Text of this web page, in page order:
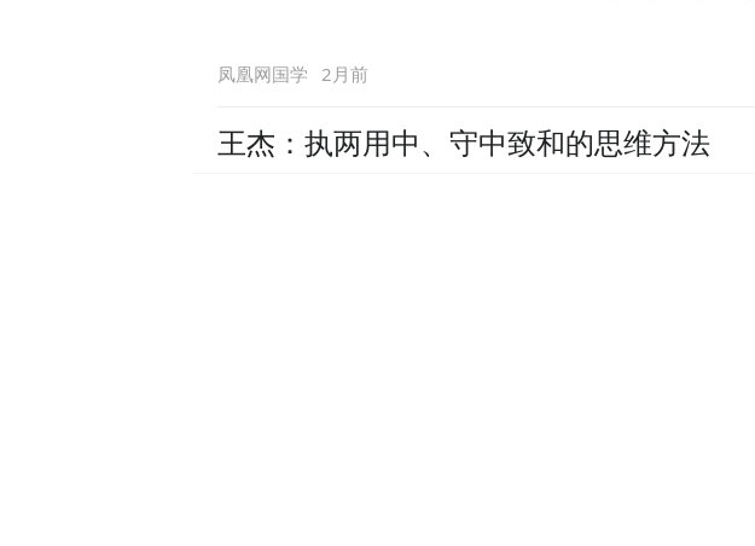
凤凰网国学 2月前
王杰：执两用中、守中致和的思维方法